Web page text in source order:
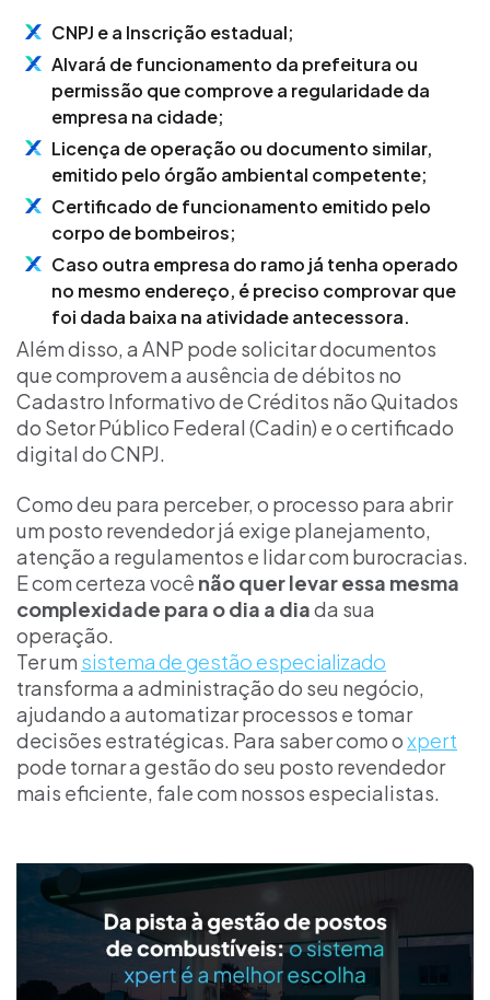
CNPJ e a Inscrição estadual;
Alvará de funcionamento da prefeitura ou
permissão que comprove a regularidade da
empresa na cidade;
Licença de operação ou documento similar,
emitido pelo órgão ambiental competente;
Certificado de funcionamento emitido pelo
corpo de bombeiros;
Caso outra empresa do ramo já tenha operado
no mesmo endereço, é preciso comprovar que
foi dada baixa na atividade antecessora.
Além disso, a ANP pode solicitar documentos
que comprovem a ausência de débitos no
Cadastro Informativo de Créditos não Quitados
do Setor Público Federal (Cadin) e o certificado
digital do CNPJ.
Como deu para perceber, o processo para abrir
um posto revendedor já exige planejamento,
atenção a regulamentos e lidar com burocracias.
E com certeza você não quer levar essa mesma
complexidade para o dia a diada sua
operação.
Ter um sistema de gestão especializado
transforma a administração do seu negócio,
ajudando a automatizar processos e tomar
decisões estratégicas. Para saber como oxpert
pode tornar a gestão do seu posto revendedor
mais eficiente, fale com nossos especialistas.